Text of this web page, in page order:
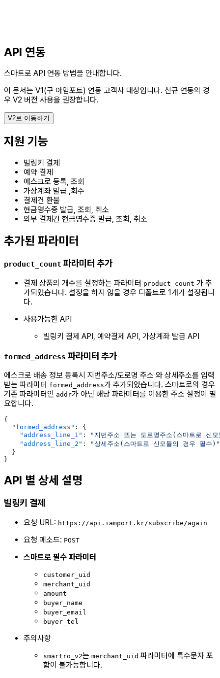
API 연동
스마트로 API 연동 방법을 안내합니다.
이 문서는 V1(구 아임포트) 연동 고객사 대상입니다. 신규 연동의 경
우 V2 버전 사용을 권장합니다.
V2로 이동하기
지원 기능
빌링키 결제
예약 결제
에스크로 등록, 조회
가상계좌 발급 ,회수
결제건 환불
현금영수증 발급, 조회, 취소
외부 결제건 현금영수증 발급, 조회, 취소
추가된 파라미터
product_count 파라미터 추가
결제 상품의 개수를 설정하는 파라미터 product_count 가 추
가되었습니다. 설정을 하지 않을 경우 디폴트로 1개가 설정됩니
다.
사용가능한 API
빌링키 결제 API, 예약결제 API, 가상계좌 발급 API
formed_address 파라미터 추가
에스크로 배송 정보 등록시 지번주소/도로명 주소 와 상세주소를 입력
받는 파라미터 formed_address가 추가되었습니다. 스마트로의 경우
기존 파라미터인 addr가 아닌 해당 파라미터를 이용한 주소 설정이 필
요합니다.
{
  "formed_address"
: {
    "address_line_1"
:
"지번주소 또는 도로명주소(스마트로 신
    "address_line_2"
:
"상세주소(스마트로 신모듈의 경우 필수)"
  }
}
API 별 상세 설명
빌링키 결제
요청 URL: https://api.iamport.kr/subscribe/again
요청 메소드: POST
스마트로 필수 파라미터
customer_uid
merchant_uid
amount
buyer_name
buyer_email
buyer_tel
주의사항
smartro_v2는 merchant_uid 파라미터에 특수문자 포
함이 불가능합니다.